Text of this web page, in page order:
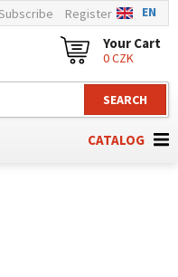
SEARCH
Register EN
Your Cart
0 CZK
CATALOG